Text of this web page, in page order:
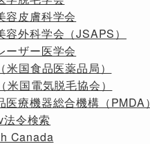
容皮膚科学会
容外科学会（JSAPS）
ーザー医学会
米国食品医薬品局）
米国電気脱毛協会）
医療機器総合機構（PMDA）
令検索
Canada